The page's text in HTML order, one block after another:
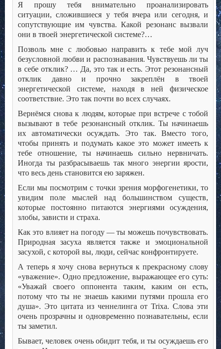
Я прошу тебя внимательно проанализировать
ситуации, сложившиеся у тебя вчера или сегодня, и
сопутствующие им чувства. Какой резонанс вызвали
они в твоей энергетической системе?…
Позволь мне с любовью направить к тебе мой луч
безусловной любви и распознавания. Чувствуешь ли ты
в себе отклик? … Да, это так и есть. Этот резонансный
отклик давно и прочно закреплён в твоей
энергетической системе, находя в ней физическое
соответствие. Это так почти во всех случаях.
Вернёмся снова к людям, которые при встрече с тобой
вызывают в тебе резонансный отклик. Ты начинаешь
их автоматически осуждать. Это так. Вместо того,
чтобы принять и подумать какое это может имееть к
тебе отношение, ты начинаешь сильно нервничать.
Иногда ты разбрасываешь так много энергии ярости,
что весь день становится ею заряжен.
Если мы посмотрим с точки зрения морфогенетики, то
увидим поле мыслей над большинством существ,
которые постоянно питаются энергиями осуждения,
злобы, зависти и страха.
Как это влияет на погоду — ты можешь почувствовать.
Природная засуха является также и эмоциональной
засухой, с которой вы, люди, сейчас конфронтируете.
А теперь я хочу снова вернуться к прекрасному слову
«уважение». Одно предложение, выражающее его суть:
«Уважай своего оппонента таким, каким он есть,
потому что ты не знаешь какими путями прошла его
душа». Это цитата из ченнелинга от Trixa. Слова эти
очень прозрачны и одновременно познавательны, если
ты заметил.
Бывает, человек очень обидит тебя, и ты осуждаешь его